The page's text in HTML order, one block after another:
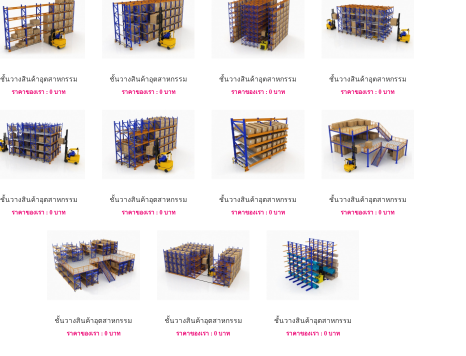
ชั้นวางสินค้าอุตสาหกรรม
ราคาของเรา : 0 บาท
ชั้นวางสินค้าอุตสาหกรรม
ราคาของเรา : 0 บาท
ชั้นวางสินค้าอุตสาหกรรม
ราคาของเรา : 0 บาท
ชั้นวางสินค้าอุตสาหกรรม
ราคาของเรา : 0 บาท
ชั้นวางสินค้าอุตสาหกรรม
ราคาของเรา : 0 บาท
ชั้นวางสินค้าอุตสาหกรรม
ราคาของเรา : 0 บาท
ชั้นวางสินค้าอุตสาหกรรม
ราคาของเรา : 0 บาท
ชั้นวางสินค้าอุตสาหกรรม
ราคาของเรา : 0 บาท
ชั้นวางสินค้าอุตสาหกรรม
ราคาของเรา : 0 บาท
ชั้นวางสินค้าอุตสาหกรรม
ราคาของเรา : 0 บาท
ชั้นวางสินค้าอุตสาหกรรม
ราคาของเรา : 0 บาท